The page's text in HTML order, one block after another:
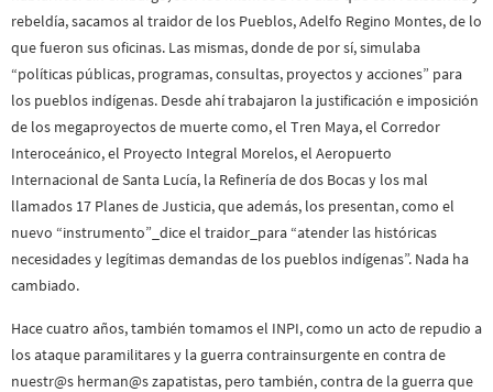
rebeldía, sacamos al traidor de los Pueblos, Adelfo Regino Montes, de lo
que fueron sus oficinas. Las mismas, donde de por sí, simulaba
“políticas públicas, programas, consultas, proyectos y acciones” para
los pueblos indígenas. Desde ahí trabajaron la justificación e imposición
de los megaproyectos de muerte como, el Tren Maya, el Corredor
Interoceánico, el Proyecto Integral Morelos, el Aeropuerto
Internacional de Santa Lucía, la Refinería de dos Bocas y los mal
llamados 17 Planes de Justicia, que además, los presentan, como el
nuevo “instrumento”_dice el traidor_para “atender las históricas
necesidades y legítimas demandas de los pueblos indígenas”. Nada ha
cambiado.
Hace cuatro años, también tomamos el INPI, como un acto de repudio a
los ataque paramilitares y la guerra contrainsurgente en contra de
nuestr@s herman@s zapatistas, pero también, contra de la guerra que